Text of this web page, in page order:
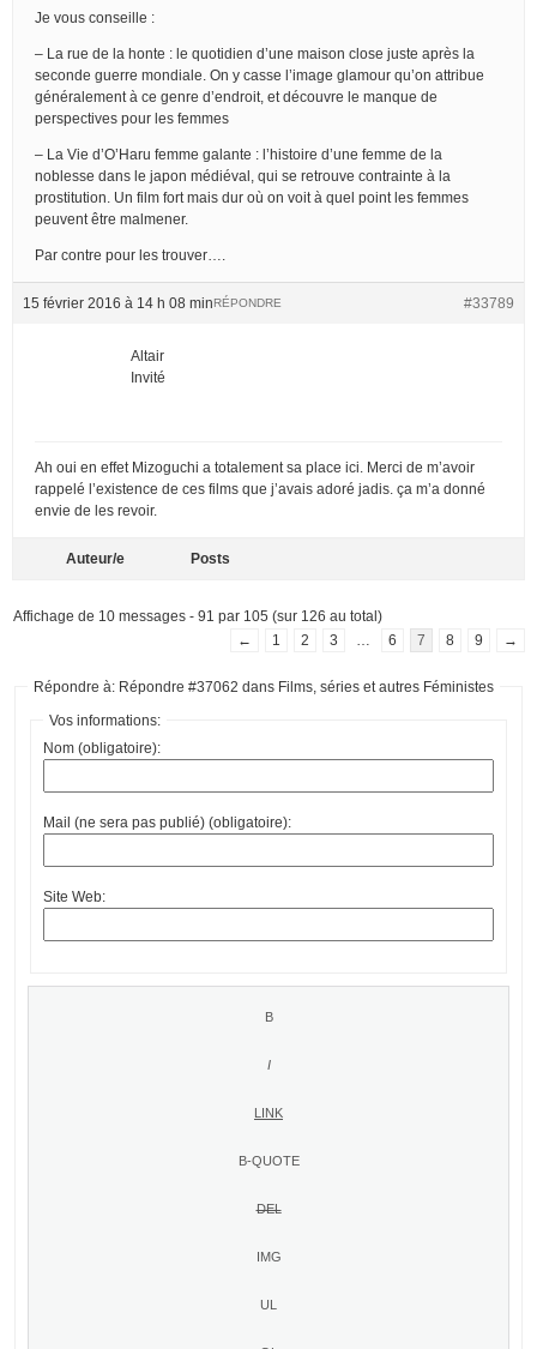
Je vous conseille :
– La rue de la honte : le quotidien d’une maison close juste après la
seconde guerre mondiale. On y casse l’image glamour qu’on attribue
généralement à ce genre d’endroit, et découvre le manque de
perspectives pour les femmes
– La Vie d’O’Haru femme galante : l’histoire d’une femme de la
noblesse dans le japon médiéval, qui se retrouve contrainte à la
prostitution. Un film fort mais dur où on voit à quel point les femmes
peuvent être malmener.
Par contre pour les trouver….
15 février 2016 à 14 h 08 min #33789
RÉPONDRE
Altair
Invité
Ah oui en effet Mizoguchi a totalement sa place ici. Merci de m’avoir
rappelé l’existence de ces films que j’avais adoré jadis. ça m’a donné
envie de les revoir.
Auteur/e Posts
Affichage de 10 messages - 91 par 105 (sur 126 au total)
←
1 2 3 6 7 8 9 →
Répondre à: Répondre #37062 dans Films, séries et autres Féministes
Vos informations:
Nom (obligatoire):
Mail (ne sera pas publié) (obligatoire):
Site Web: